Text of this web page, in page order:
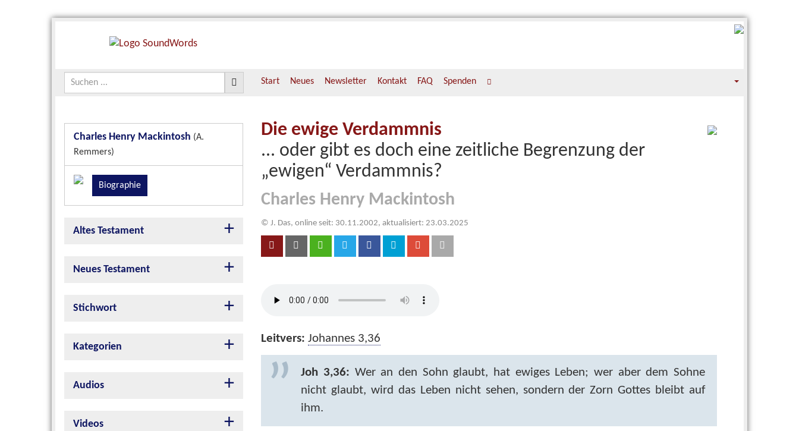
Start Neues Newsletter Kontakt FAQ Spenden
Charles Henry Mackintosh (A.
Remmers)
Biographie
Altes Testament
Neues Testament
Stichwort
Kategorien
Audios
Videos
Die ewige Verdammnis
... oder gibt es doch eine zeitliche Begrenzung der
„ewigen“ Verdammnis?
Charles Henry Mackintosh
© J. Das, online seit: 30.11.2002, aktualisiert: 23.03.2025
Leitvers: Johannes 3,36
Joh 3,36: Wer an den Sohn glaubt, hat ewiges Leben; wer aber dem Sohne
nicht glaubt, wird das Leben nicht sehen, sondern der Zorn Gottes bleibt auf
ihm.